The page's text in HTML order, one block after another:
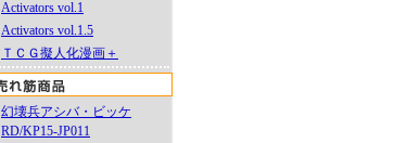
Activators vol.1
Activators vol.1.5
ＴＣＧ擬人化漫画＋
幻壊兵アシバ・ビッケ
RD/KP15-JP011